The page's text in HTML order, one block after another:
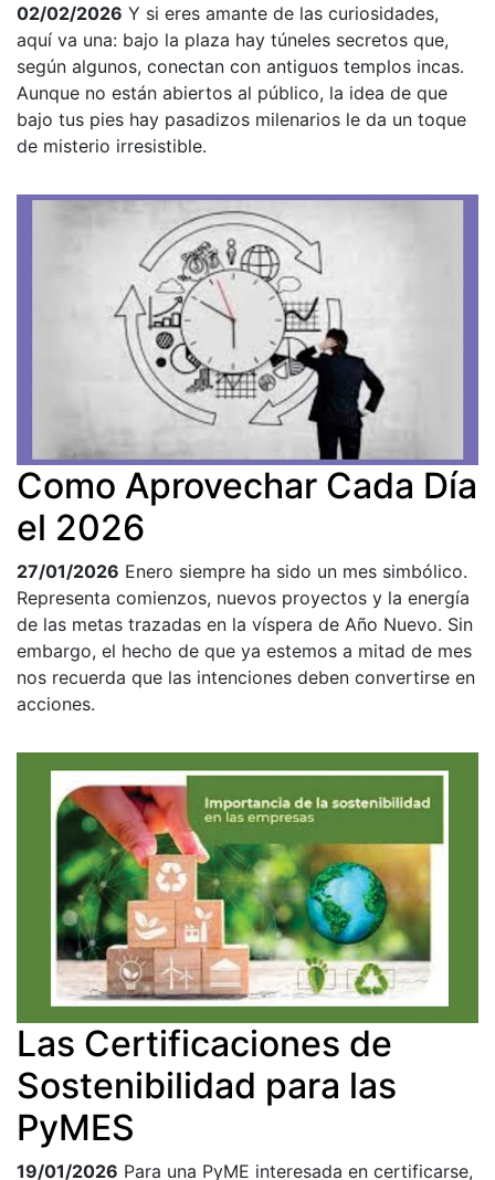
02/02/2026 Y si eres amante de las curiosidades,
aquí va una: bajo la plaza hay túneles secretos que,
según algunos, conectan con antiguos templos incas.
Aunque no están abiertos al público, la idea de que
bajo tus pies hay pasadizos milenarios le da un toque
de misterio irresistible.
Como Aprovechar Cada Día
el 2026
27/01/2026 Enero siempre ha sido un mes simbólico.
Representa comienzos, nuevos proyectos y la energía
de las metas trazadas en la víspera de Año Nuevo. Sin
embargo, el hecho de que ya estemos a mitad de mes
nos recuerda que las intenciones deben convertirse en
acciones.
Las Certificaciones de
Sostenibilidad para las
PyMES
19/01/2026 Para una PyME interesada en certificarse,